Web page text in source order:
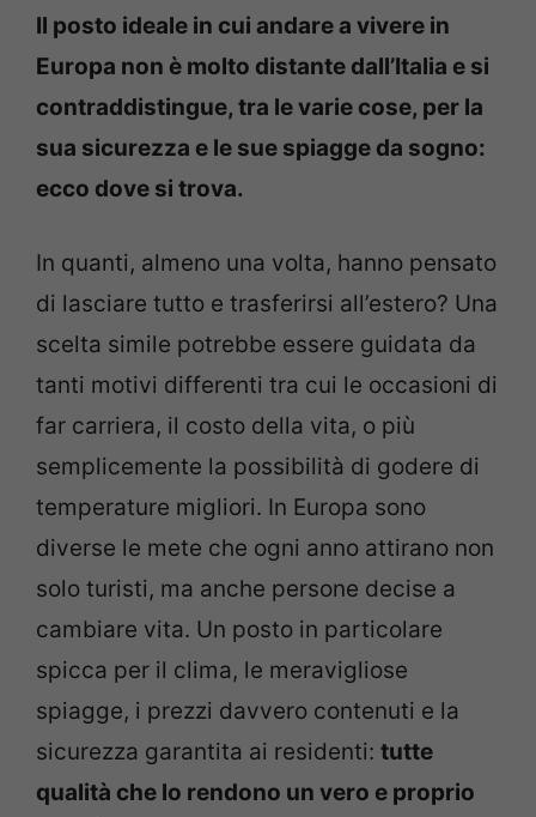
Il posto ideale in cui andare a vivere in
Europa non è molto distante dall’Italia e si
contraddistingue, tra le varie cose, per la
sua sicurezza e le sue spiagge da sogno:
ecco dove si trova.
In quanti, almeno una volta, hanno pensato
di lasciare tutto e trasferirsi all’estero? Una
scelta simile potrebbe essere guidata da
tanti motivi differenti tra cui le occasioni di
far carriera, il costo della vita, o più
semplicemente la possibilità di godere di
temperature migliori. In Europa sono
diverse le mete che ogni anno attirano non
solo turisti, ma anche persone decise a
cambiare vita. Un posto in particolare
spicca per il clima, le meravigliose
spiagge, i prezzi davvero contenuti e la
sicurezza garantita ai residenti: tutte
qualità che lo rendono un vero e proprio